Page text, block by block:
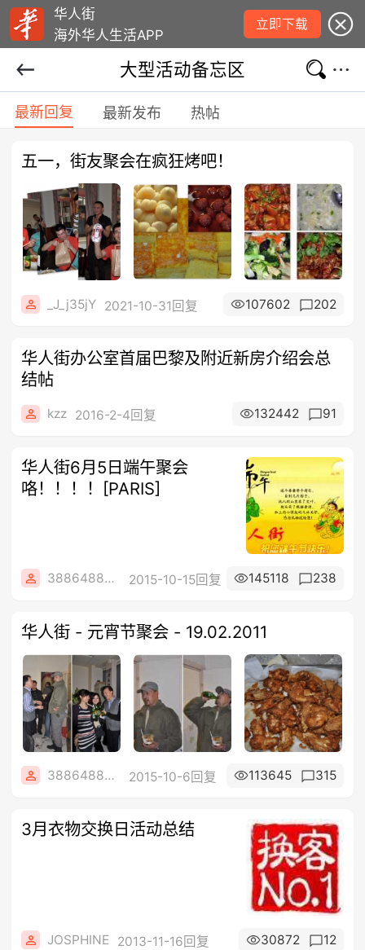
华人街
海外华人生活APP
立即下载
大型活动备忘区
最新回复 最新发布 热帖
五一，街友聚会在疯狂烤吧！
_J_j35jY 2021-10-31回复 107602 202
华人街办公室首届巴黎及附近新房介绍会总
结帖
kzz 2016-2-4回复 132442 91
华人街6月5日端午聚会
咯！！！！[PARIS]
3886488684 2015-10-15回复 145118 238
华人街 - 元宵节聚会 - 19.02.2011
3886488684 2015-10-6回复 113645 315
3月衣物交换日活动总结
JOSPHINE 2013-11-16回复 30872 12